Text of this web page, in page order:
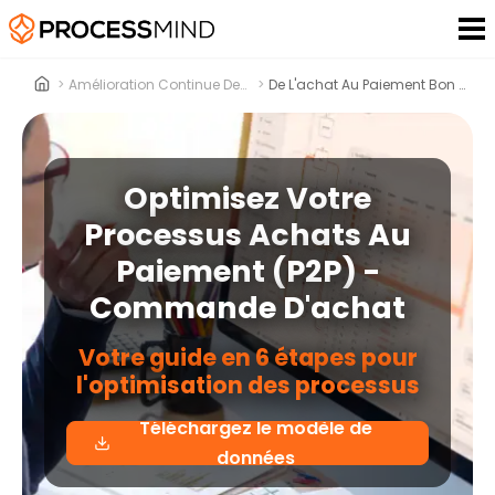
> Amélioration Continue Des Processusus > De L'achat Au Paiement Bon De Commande
Optimisez Votre
Processus Achats Au
Paiement (P2P) -
Commande D'achat
Votre guide en 6 étapes pour
l'optimisation des processus
Téléchargez le modèle de
données